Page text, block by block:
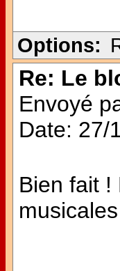
Options:
Re: Le
Envoyé
Date: 27/
Bien fait !